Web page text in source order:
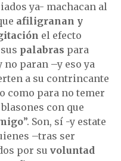
ya- machacan al
afiligranan y
el efecto
palabras para
paran –y eso ya
a su contrincante
como para no temer
con que
”. Son, sí -y estate
–tras ser
por su voluntad